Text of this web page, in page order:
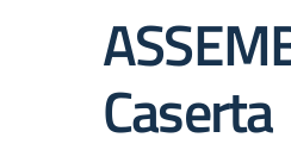
Caserta